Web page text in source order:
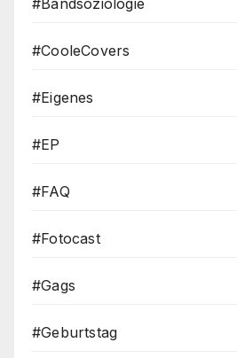
#CooleCovers
#Eigenes
#EP
#FAQ
#Fotocast
#Gags
#Geburtstag